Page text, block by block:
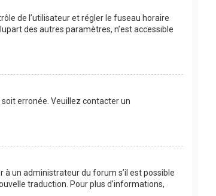
de l’utilisateur et régler le fuseau horaire
des autres paramètres, n’est accessible
erronée. Veuillez contacter un
à un administrateur du forum s’il est possible
traduction. Pour plus d’informations,